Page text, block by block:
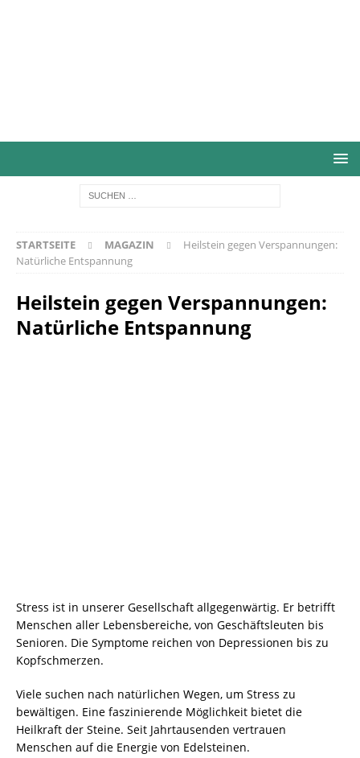
STARTSEITE MAGAZIN
Heilstein gegen Verspannungen:
Natürliche Entspannung
Heilstein gegen Verspannungen:
Natürliche Entspannung
Stress ist in unserer Gesellschaft allgegenwärtig. Er betrifft
Menschen aller Lebensbereiche, von Geschäftsleuten bis
Senioren. Die Symptome reichen von Depressionen bis zu
Kopfschmerzen.
Viele suchen nach natürlichen Wegen, um Stress zu
bewältigen. Eine faszinierende Möglichkeit bietet die
Heilkraft der Steine. Seit Jahrtausenden vertrauen
Menschen auf die Energie von Edelsteinen.